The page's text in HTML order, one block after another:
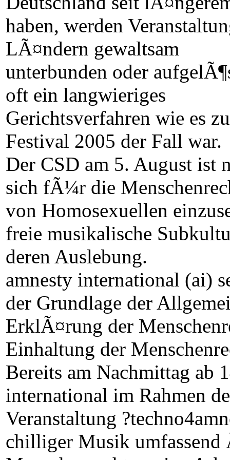
haben, werden
LÃ¤ndern gewaltsam
unterbunden oder
oft ein langwieriges
Gerichtsverfahren wie es
Festival 2005 der Fall war.
Der CSD am 5. August ist
sich fÃ¼r die
von Homosexuellen
freie musikalische
deren Auslebung.
amnesty international (ai)
der Grundlage der
ErklÃ¤rung der
Einhaltung der
Bereits am Nachmittag ab
international im Rahmen
Veranstaltung
chilliger Musik umfassend